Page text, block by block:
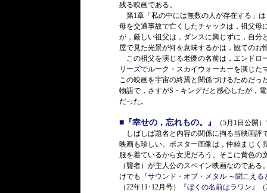
残る映画である。
第1章「私の中には無数の人が存在する」
母を交通事故で亡くしたチャックは，祖父母
が，厳しい祖父は，ダンスに興じずに，自分
屋で見た光景が何を意味するかは，観てのお
この祖父を演じる老優の名前は，エンドロ
リーズでルーク・スカイウォーカーを演じた
この映画を宇宙の終焉と関係づけるためだ
物語で，さすがS・キングだと感心したが，
だった。
■『幸せの，忘れもの。』
（5月1日公開）
しばしば題名と内容の関係に拘る当映画評
映画も珍しい。ポスター画像は，仲睦まじく
服を着ているから女児だろう。そこに黄色の
（聾者）が主人公のスペイン映画なのであ
けでも『サウンド・オブ・メタル ～聞こえる
（22年11･12月号）『ぼくの名前はラワン』